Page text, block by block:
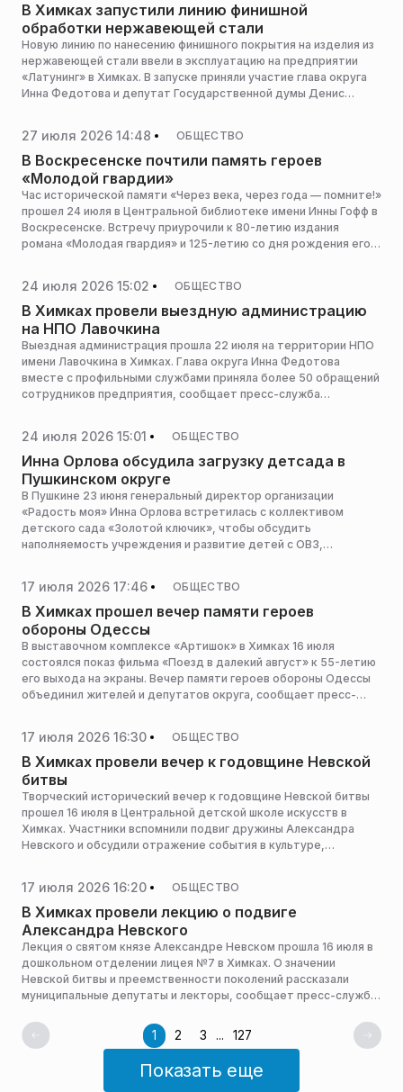
В Химках запустили линию финишной
обработки нержавеющей стали
Новую линию по нанесению финишного покрытия на изделия из
нержавеющей стали ввели в эксплуатацию на предприятии
«Латунинг» в Химках. В запуске приняли участие глава округа
Инна Федотова и депутат Государственной думы Денис
27 июля 2026 14:48 ОБЩЕСТВО
В Воскресенске почтили память героев
«Молодой гвардии»
Час исторической памяти «Через века, через года — помните!»
прошел 24 июля в Центральной библиотеке имени Инны Гофф в
Воскресенске. Встречу приурочили к 80-летию издания
романа «Молодая гвардия» и 125-летию со дня рождения его
сообщает пресс-служба администрации горокруга.
24 июля 2026 15:02 ОБЩЕСТВО
В Химках провели выездную администрацию
на НПО Лавочкина
Выездная администрация прошла 22 июля на территории НПО
имени Лавочкина в Химках. Глава округа Инна Федотова
вместе с профильными службами приняла более 50 обращений
сотрудников предприятия, сообщает пресс-служба
24 июля 2026 15:01 ОБЩЕСТВО
Инна Орлова обсудила загрузку детсада в
Пушкинском округе
В Пушкине 23 июня генеральный директор организации
«Радость моя» Инна Орлова встретилась с коллективом
детского сада «Золотой ключик», чтобы обсудить
наполняемость учреждения и развитие детей с ОВЗ,
17 июля 2026 17:46 ОБЩЕСТВО
В Химках прошел вечер памяти героев
обороны Одессы
В выставочном комплексе «Артишок» в Химках 16 июля
состоялся показ фильма «Поезд в далекий август» к 55-летию
его выхода на экраны. Вечер памяти героев обороны Одессы
объединил жителей и депутатов округа, сообщает пресс-
17 июля 2026 16:30 ОБЩЕСТВО
В Химках провели вечер к годовщине Невской
битвы
Творческий исторический вечер к годовщине Невской битвы
прошел 16 июля в Центральной детской школе искусств в
Химках. Участники вспомнили подвиг дружины Александра
Невского и обсудили отражение события в культуре,
17 июля 2026 16:20 ОБЩЕСТВО
В Химках провели лекцию о подвиге
Александра Невского
Лекция о святом князе Александре Невском прошла 16 июля в
дошкольном отделении лицея №7 в Химках. О значении
Невской битвы и преемственности поколений рассказали
муниципальные депутаты и лекторы, сообщает пресс-служба
1 2 3 ... 127
Показать еще